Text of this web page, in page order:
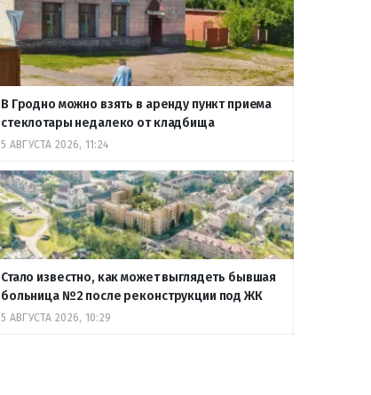
В Гродно можно взять в аренду пункт приема
стеклотары недалеко от кладбища
5 АВГУСТА 2026, 11:24
Стало известно, как может выглядеть бывшая
больница №2 после реконструкции под ЖК
5 АВГУСТА 2026, 10:29